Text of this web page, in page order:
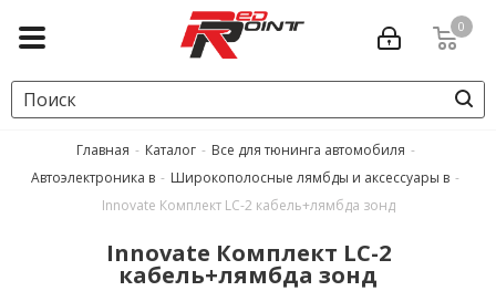
0
Главная - Каталог - Все для тюнинга автомобиля -
Автоэлектроника в - Широкополосные лямбды и аксессуары в -
Innovate Комплект LC-2 кабель+лямбда зонд
Innovate Комплект LC-2
кабель+лямбда зонд